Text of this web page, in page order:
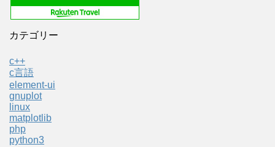
カテゴリー
c++
c言語
element-ui
gnuplot
linux
matplotlib
php
python3